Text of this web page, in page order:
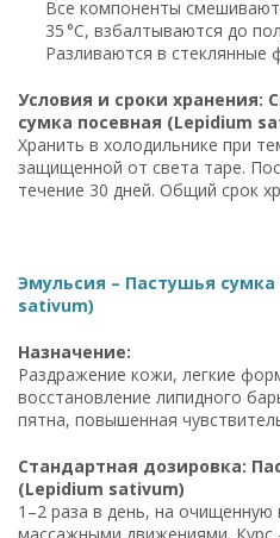
Все компоненты
35 °C, взбалтываются до
Разливаются в стеклянные
Условия и сроки хранения:
сумка посевная (Lepidium
Хранить в холодильнике при
защищенной от света таре.
течение 30 дней. Общий срок
Эмульсия – Пастушья сумка
sativum)
Назначение:
Раздражение кожи, легкие
восстановление липидного
пятна, повышенная
Стандартная дозировка:
(Lepidium sativum)
1–2 раза в день, на